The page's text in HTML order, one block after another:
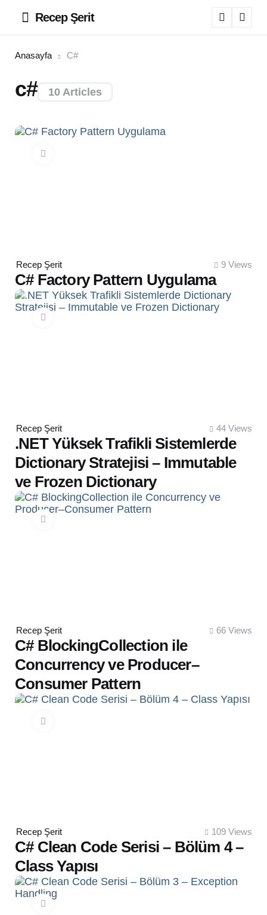
Recep Şerit
Anasayfa C#
10 Articles
c#
Posted
by
Recep Şerit 9 Views
C# Factory Pattern Uygulama
Posted
by
Recep Şerit 44 Views
.NET Yüksek Trafikli Sistemlerde
Dictionary Stratejisi – Immutable
ve Frozen Dictionary
Posted
by
Recep Şerit 66 Views
C# BlockingCollection ile
Concurrency ve Producer–
Consumer Pattern
Posted
by
Recep Şerit 109 Views
C# Clean Code Serisi – Bölüm 4 –
Class Yapısı